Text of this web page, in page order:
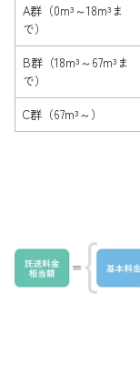
都市ガス＋でんき
でガ割のご案内
料金
LPガス
A群（0m³～18m³ま
で）
B群（18m³～67m³ま
で）
C群（67m³～）